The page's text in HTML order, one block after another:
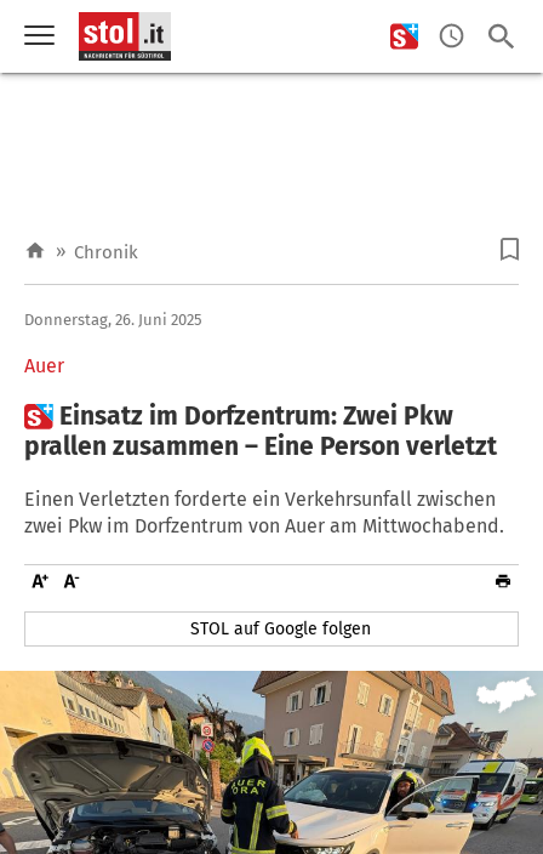
» Chronik
Auer
Donnerstag, 26. Juni 2025
 Einsatz im Dorfzentrum: Zwei Pkw
prallen zusammen – Eine Person verletzt
Einen Verletzten forderte ein Verkehrsunfall zwischen
zwei Pkw im Dorfzentrum von Auer am Mittwochabend.
STOL auf Google folgen